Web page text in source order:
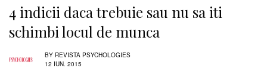
4 indicii daca trebuie sau nu sa iti
schimbi locul de munca
BY REVISTA PSYCHOLOGIES
12 IUN. 2015